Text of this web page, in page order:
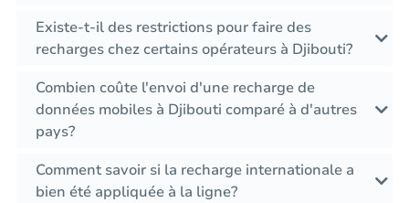
Existe-t-il des restrictions pour faire des
recharges chez certains opérateurs à Djibouti?
Combien coûte l'envoi d'une recharge de
données mobiles à Djibouti comparé à d'autres
pays?
Comment savoir si la recharge internationale a
bien été appliquée à la ligne?